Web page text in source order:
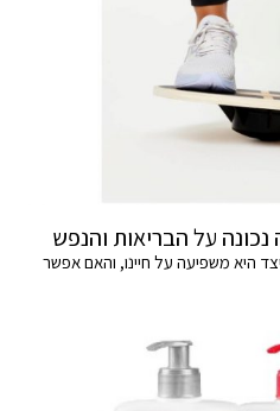
על הבריאות והנפש
היא משפיעה על חיינו, והאם אפשר